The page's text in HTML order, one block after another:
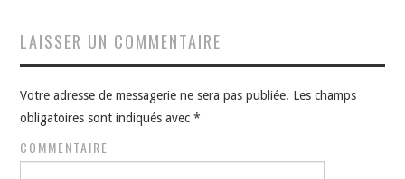
LAISSER UN COMMENTAIRE
Votre adresse de messagerie ne sera pas publiée. Les champs
obligatoires sont indiqués avec*
COMMENTAIRE